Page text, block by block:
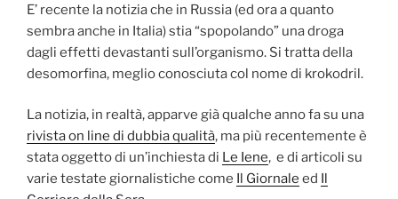
E’ recente la notizia che in Russia (ed ora a quanto
sembra anche in Italia) stia “spopolando” una droga
dagli effetti devastanti sull’organismo. Si tratta della
desomorfina, meglio conosciuta col nome di krokodril.
La notizia, in realtà, apparve già qualche anno fa su una
rivista on line di dubbia qualità, ma più recentemente è
stata oggetto di un’inchiesta di Le Iene, e di articoli su
varie testate giornalistiche come
Il Giornale ed